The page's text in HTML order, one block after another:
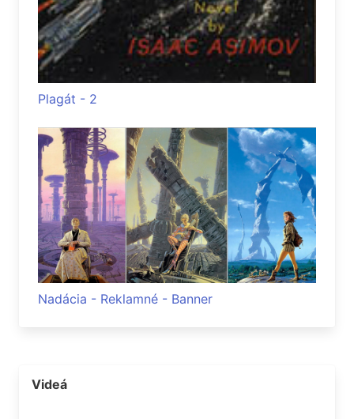
Plagát - 2
Nadácia - Reklamné - Banner
Videá